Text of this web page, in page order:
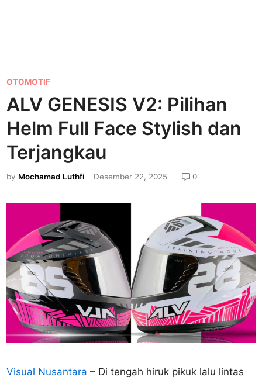
P
o
s
e
d
i
OTOMOTIF
ALV GENESIS V2: Pilihan
Helm Full Face Stylish dan
Terjangkau
by Mochamad Luthfi Desember 22, 2025 0
Visual Nusantara – Di tengah hiruk pikuk lalu lintas